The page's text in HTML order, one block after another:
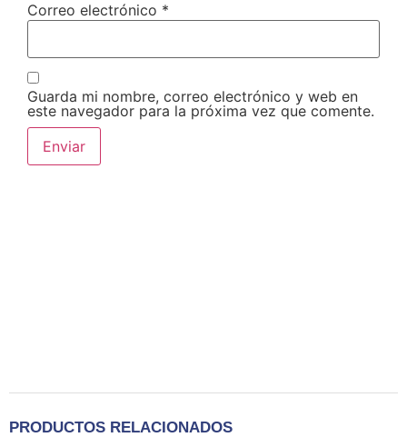
Correo electrónico *
Guarda mi nombre, correo electrónico y web en
este navegador para la próxima vez que comente.
PRODUCTOS RELACIONADOS